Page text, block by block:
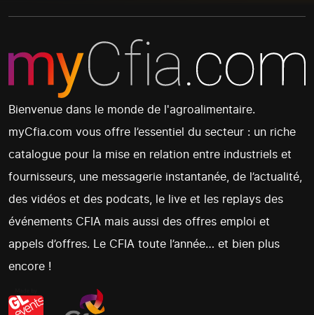
Bienvenue dans le monde de l'agroalimentaire.
myCfia.com vous offre l’essentiel du secteur : un riche
catalogue pour la mise en relation entre industriels et
fournisseurs, une messagerie instantanée, de l’actualité,
des vidéos et des podcats, le live et les replays des
événements CFIA mais aussi des offres emploi et
appels d’offres. Le CFIA toute l’année… et bien plus
encore !